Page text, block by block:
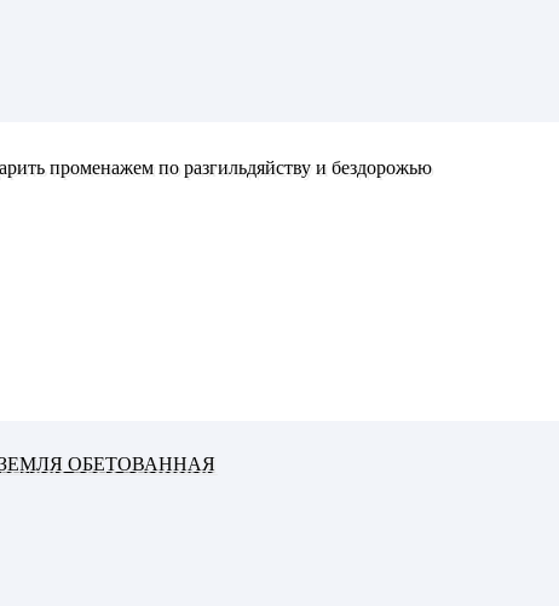
променажем по разгильдяйству и бездорожью
ОБЕТОВАННАЯ